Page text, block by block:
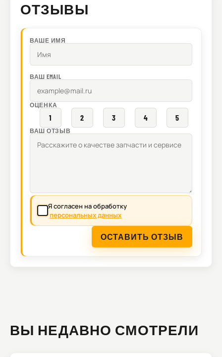
ОТЗЫВЫ
ВАШЕ ИМЯ
ВАШ EMAIL
ОЦЕНКА
1 2 3 4 5
ВАШ ОТЗЫВ
Я согласен на обработку
персональных данных
ОСТАВИТЬ ОТЗЫВ
ВЫ НЕДАВНО СМОТРЕЛИ